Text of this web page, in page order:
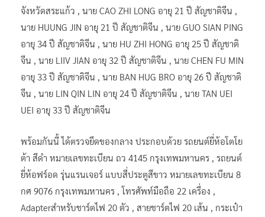
จังหวัดสระแก้ว , นาย CAO ZHI LONG อายุ 21 ปี สัญชาติจีน ,
นาย HUUNG JIN อายุ 21 ปี สัญชาติจีน , นาย GUO SIAN PING
อายุ 34 ปี สัญชาติจีน , นาย HU ZHI HONG อายุ 25 ปี สัญชาติ
จีน , นาย LIIV JIAN อายุ 32 ปี สัญชาติจีน , นาย CHEN FU MIN
อายุ 33 ปี สัญชาติจีน , นาย BAN HUG BRO อายุ 26 ปี สัญชาติ
จีน , นาย LIN QIN LIN อายุ 24 ปี สัญชาติจีน , นาย TAN UEI
UEI อายุ 33 ปี สัญชาติจีน
พร้อมกันนี้ ได้ตรวจยึดของกลาง ประกอบด้วย รถยนต์ยี่ห้อโตโย
ต้า สีดำ หมายเลขทะเบียน ถว 4145 กรุงเทพมหานคร , รถยนต์
ยี่ห้อฟร์อด รุ่นแรนเจอร์ แบบสี่ประตูสีขาว หมายเลขทะเบียน 8
กศ 9076 กรุงเทพมหานคร , โทรศัพท์มือถือ 22 เครื่อง ,
Adapterสำหรับชาร์ตไฟ 20 ตัว , สายชาร์ตไฟ 20 เส้น , กระเป๋า